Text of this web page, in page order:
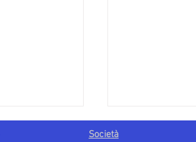
Società